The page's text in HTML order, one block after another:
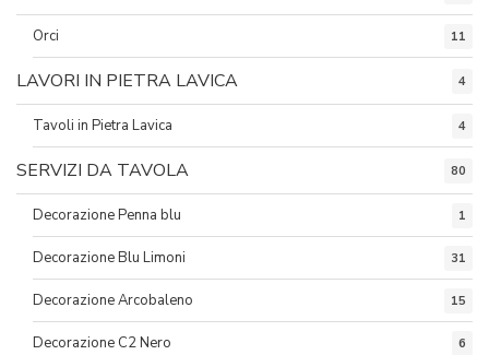
Orci 11
LAVORI IN PIETRA LAVICA 4
Tavoli in Pietra Lavica 4
SERVIZI DA TAVOLA 80
Decorazione Penna blu 1
Decorazione Blu Limoni 31
Decorazione Arcobaleno 15
Decorazione C2 Nero 6